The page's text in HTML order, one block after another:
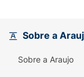
Sobre a
Sobre a Araujo